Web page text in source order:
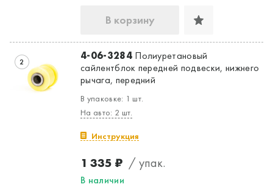
В корзину
2 4-06-3284Полиуретановый
сайлентблок передней подвески, нижнего
рычага, передний
В упаковке: 1 шт.
На авто: 2 шт.
Инструкция
1 335 ₽ / упак.
В наличии